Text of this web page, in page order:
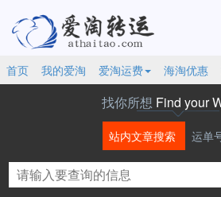
首页 我的爱淘 爱淘运费 海淘优惠
找你所想 Find your
站内文章搜索 运单